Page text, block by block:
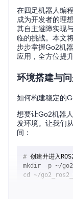
在四足机器人编
成为开发者的理
其自主避障实现
临的挑战。本文
步步掌握Go2机
应用，全方位提
环境搭建与
如何构建稳定的
想要让Go2机器
发环境。让我们
间：
# 创建并进入
mkdir -p ~/